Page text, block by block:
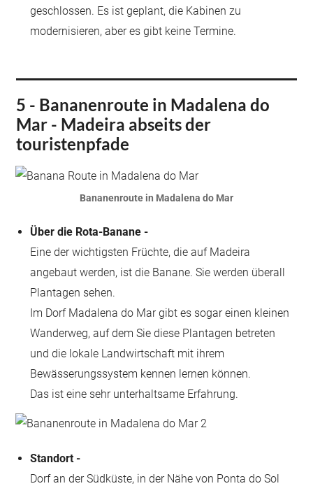
geschlossen. Es ist geplant, die Kabinen zu
modernisieren, aber es gibt keine Termine.
5 - Bananenroute in Madalena do
Mar - Madeira abseits der
touristenpfade
Bananenroute in Madalena do Mar
Über die Rota-Banane -
Eine der wichtigsten Früchte, die auf Madeira
angebaut werden, ist die Banane. Sie werden überall
Plantagen sehen.
Im Dorf Madalena do Mar gibt es sogar einen kleinen
Wanderweg, auf dem Sie diese Plantagen betreten
und die lokale Landwirtschaft mit ihrem
Bewässerungssystem kennen lernen können.
Das ist eine sehr unterhaltsame Erfahrung.
Standort -
Dorf an der Südküste, in der Nähe von Ponta do Sol